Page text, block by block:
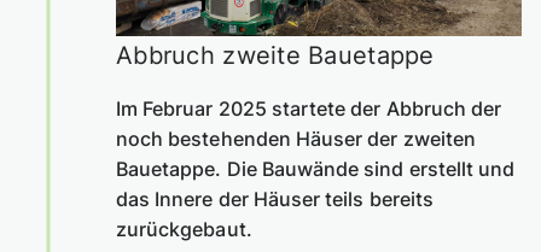
Abbruch zweite Bauetappe
Im Februar 2025 startete der Abbruch der
noch bestehenden Häuser der zweiten
Bauetappe. Die Bauwände sind erstellt und
das Innere der Häuser teils bereits
zurückgebaut.